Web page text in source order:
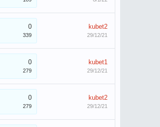
0
339
kubet2
29/12/21
0
279
kubet1
29/12/21
0
279
kubet2
29/12/21